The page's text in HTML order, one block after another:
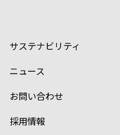
サステナビリティ
ニュース
お問い合わせ
採用情報